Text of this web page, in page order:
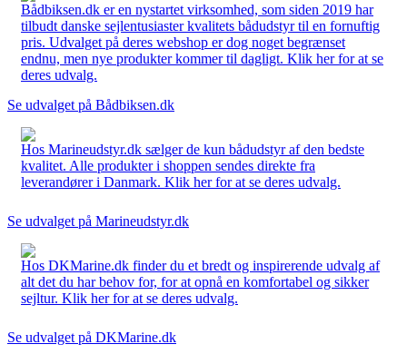
Bådbiksen.dk er en nystartet virksomhed, som siden 2019 har
tilbudt danske sejlentusiaster kvalitets bådudstyr til en fornuftig
pris. Udvalget på deres webshop er dog noget begrænset
endnu, men nye produkter kommer til dagligt. Klik her for at se
deres udvalg.
Se udvalget på Bådbiksen.dk
Hos Marineudstyr.dk sælger de kun bådudstyr af den bedste
kvalitet. Alle produkter i shoppen sendes direkte fra
leverandører i Danmark. Klik her for at se deres udvalg.
Se udvalget på Marineudstyr.dk
Hos DKMarine.dk finder du et bredt og inspirerende udvalg af
alt det du har behov for, for at opnå en komfortabel og sikker
sejltur. Klik her for at se deres udvalg.
Se udvalget på DKMarine.dk